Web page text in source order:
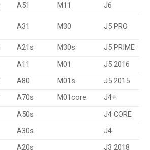
A51 M11 J6
A31 M30 J5 PRO
A21s M30s
J5 PRIME
A11 M01
J5 2016
A80 M01s
J5 2015
A70s M01core
J4+
A50s
J4 CORE
A30s
J4
A20s
J3 2018